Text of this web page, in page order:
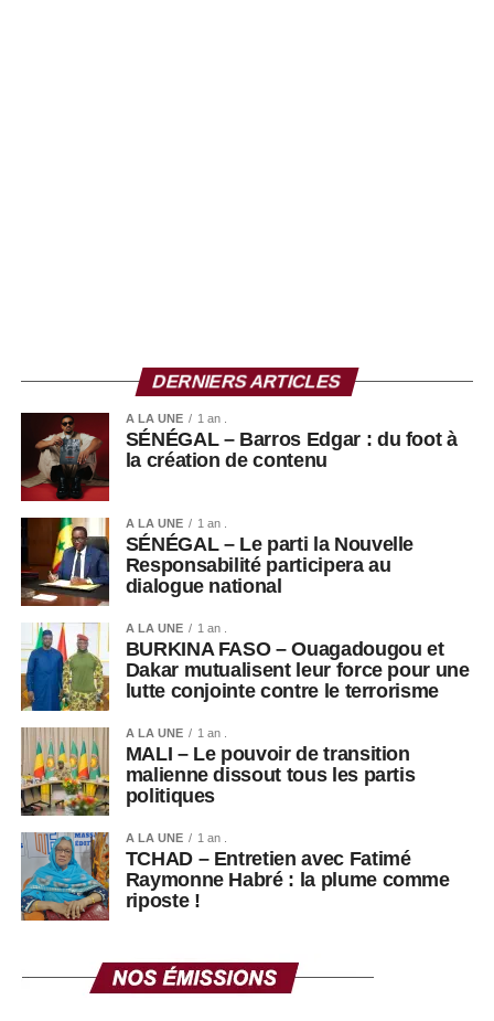
DERNIERS ARTICLES
A LA UNE 1 an .
SÉNÉGAL – Barros Edgar : du foot à
la création de contenu
A LA UNE 1 an .
SÉNÉGAL – Le parti la Nouvelle
Responsabilité participera au
dialogue national
A LA UNE 1 an .
BURKINA FASO – Ouagadougou et
Dakar mutualisent leur force pour une
lutte conjointe contre le terrorisme
A LA UNE 1 an .
MALI – Le pouvoir de transition
malienne dissout tous les partis
politiques
A LA UNE 1 an .
TCHAD – Entretien avec Fatimé
Raymonne Habré : la plume comme
riposte !